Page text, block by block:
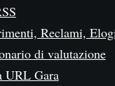
Reclami,
di valutazione
URL Gara